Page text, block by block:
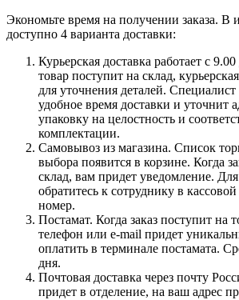
Экономьте время на получении заказа. В
доступно 4 варианта доставки:
Курьерская доставка работает с
товар поступит на склад,
для уточнения деталей.
удобное время доставки и уточнит
упаковку на целостность и
комплектации.
Самовывоз из магазина. Список
выбора появится в корзине. Когда
склад, вам придет уведомление. Для
обратитесь к сотруднику в
номер.
Постамат. Когда заказ поступит на
телефон или e-mail придет
оплатить в терминале постамата.
дня.
Почтовая доставка через почту
придет в отделение, на ваш адрес